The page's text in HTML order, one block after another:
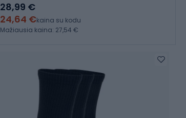
28,99 €
24,64 €kaina su kodu
Mažiausia kaina: 27,54 €